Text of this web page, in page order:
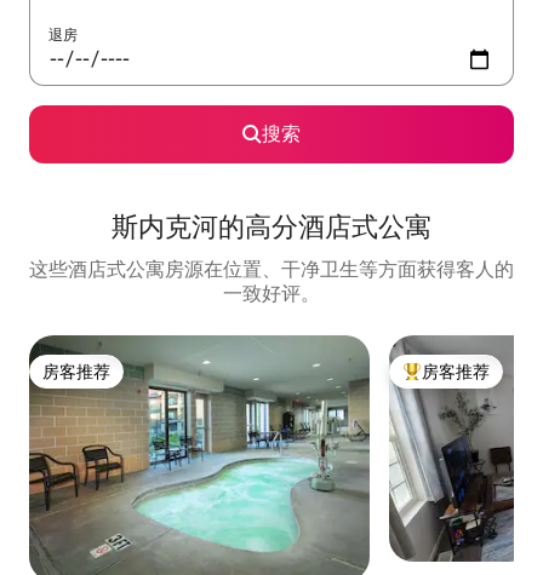
退房
搜索
斯内克河的高分酒店式公寓
这些酒店式公寓房源在位置、干净卫生等方面获得客人的
一致好评。
房客推荐
房客推荐 热门「房客推荐」
房客推荐